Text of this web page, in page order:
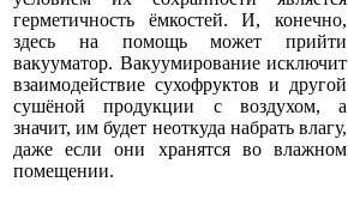
герметичность ёмкостей. И, конечно,
здесь на помощь может прийти
вакууматор. Вакуумирование исключит
взаимодействие сухофруктов и другой
сушёной продукции с воздухом, а
значит, им будет неоткуда набрать влагу,
даже если они хранятся во влажном
помещении.